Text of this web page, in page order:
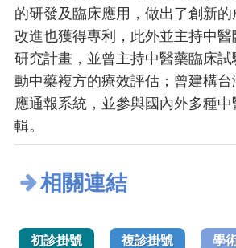
的研發及臨床應用，做出了創新
改進也獲得專利，此外並主持中
研究計畫，並曾主持中醫藥臨床
動中藥複方的療效評估；曾建構台
應通報系統，並參與國內外多種
輯。
相關連結
初診掛號 複診掛號 學